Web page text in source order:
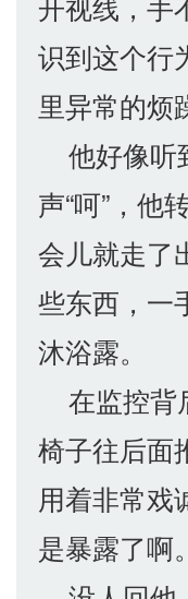
识到这个行
里异常的烦
他好像听
声“呵”，他
会儿就走了
些东西，一
沐浴露。
在监控背
椅子往后面
用着非常戏
是暴露了啊